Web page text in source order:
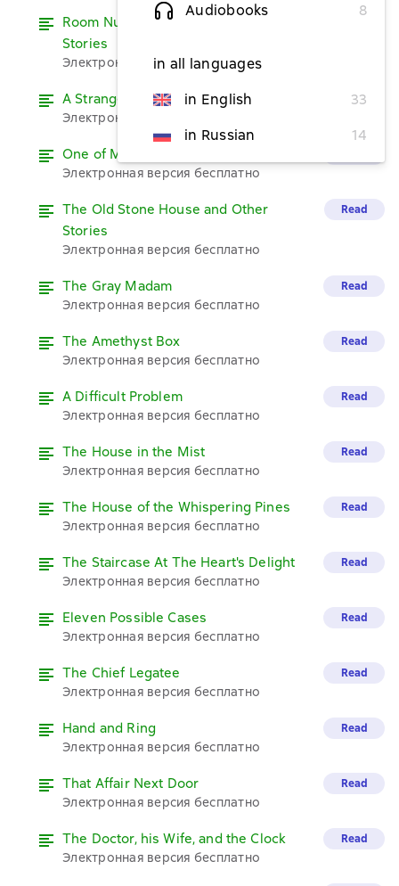
Audiobooks
8
in all languages
in English
33
in Russian
14
Room Number 3, and Other Detective
Stories
Электронная версия бесплатно
A Strange Disappearance
Электронная версия бесплатно
Read
One of My Sons
Электронная версия бесплатно
The Old Stone House and Other
Stories
Электронная версия бесплатно
Read
The Gray Madam
Электронная версия бесплатно
Read
The Amethyst Box
Электронная версия бесплатно
Read
A Difficult Problem
Электронная версия бесплатно
Read
The House in the Mist
Электронная версия бесплатно
Read
The House of the Whispering Pines
Электронная версия бесплатно
Read
The Staircase At The Heart's Delight
Электронная версия бесплатно
Read
Eleven Possible Cases
Электронная версия бесплатно
Read
The Chief Legatee
Электронная версия бесплатно
Read
Hand and Ring
Электронная версия бесплатно
Read
That Affair Next Door
Электронная версия бесплатно
Read
The Doctor, his Wife, and the Clock
Электронная версия бесплатно
Read